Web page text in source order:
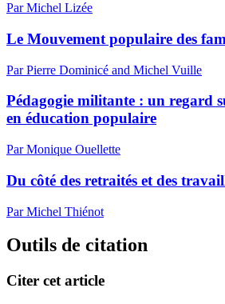
Par Michel Lizée
Le Mouvement populaire des
Par Pierre Dominicé and Michel Vuille
Pédagogie militante : un regard
en éducation populaire
Par Monique Ouellette
Du côté des retraités et des
Par Michel Thiénot
Outils de citation
Citer cet article